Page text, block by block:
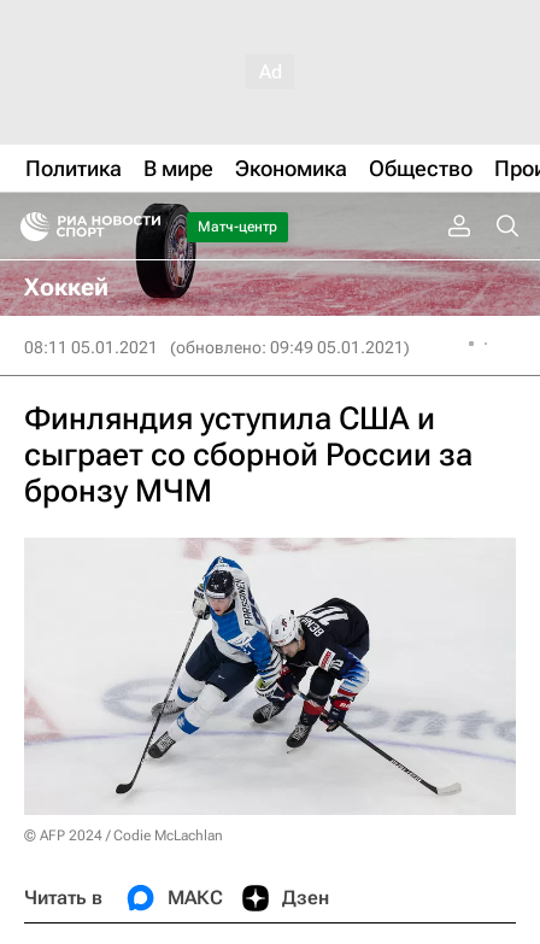
Политика В мире Экономика Общество
Матч-центр
Хоккей
08:11 05.01.2021 (обновлено: 09:49 05.01.2021)
Финляндия уступила США и
сыграет со сборной России за
бронзу МЧМ
© AFP 2024 / Codie McLachlan
Читать в МАКС Дзен